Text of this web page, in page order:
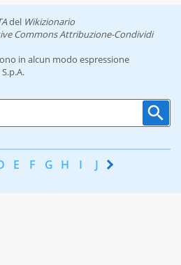
del Wikizionario
Commons Attribuzione-Condividi
in alcun modo espressione
E F G H I J K